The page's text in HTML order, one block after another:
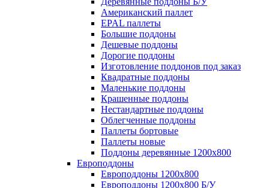
Американский паллет
EPAL паллеты
Большие поддоны
Дешевые поддоны
Дорогие поддоны
Изготовление поддонов под заказ
Квадратные поддоны
Маленькие поддоны
Крашенные поддоны
Нестандартные поддоны
Облегченные поддоны
Паллеты бортовые
Паллеты новые
Поддоны деревянные 1200х800
Европоддоны
Европоддоны 1200х800
Европоддоны 1200х800 Б/У